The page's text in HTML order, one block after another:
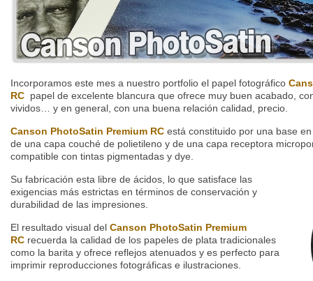
Incorporamos este mes a nuestro portfolio el papel fotográfico
RC papel de excelente blancura que ofrece muy buen acabado,
vividos… y en general, con una buena relación calidad, precio.
Canson PhotoSatin Premium RC está constituido por una base
de una capa couché de polietileno y de una capa receptora
compatible con tintas pigmentadas y dye.
Su fabricación esta libre de ácidos, lo que satisface las
exigencias más estrictas en términos de conservación y
durabilidad de las impresiones.
El resultado visual del Canson PhotoSatin Premium
RC recuerda la calidad de los papeles de plata tradicionales
como la barita y ofrece reflejos atenuados y es perfecto para
imprimir reproducciones fotográficas e ilustraciones.